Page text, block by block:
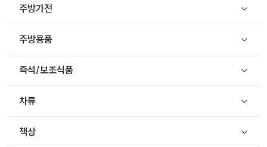
주방가전
주방용품
즉석/보조식품
차류
책상